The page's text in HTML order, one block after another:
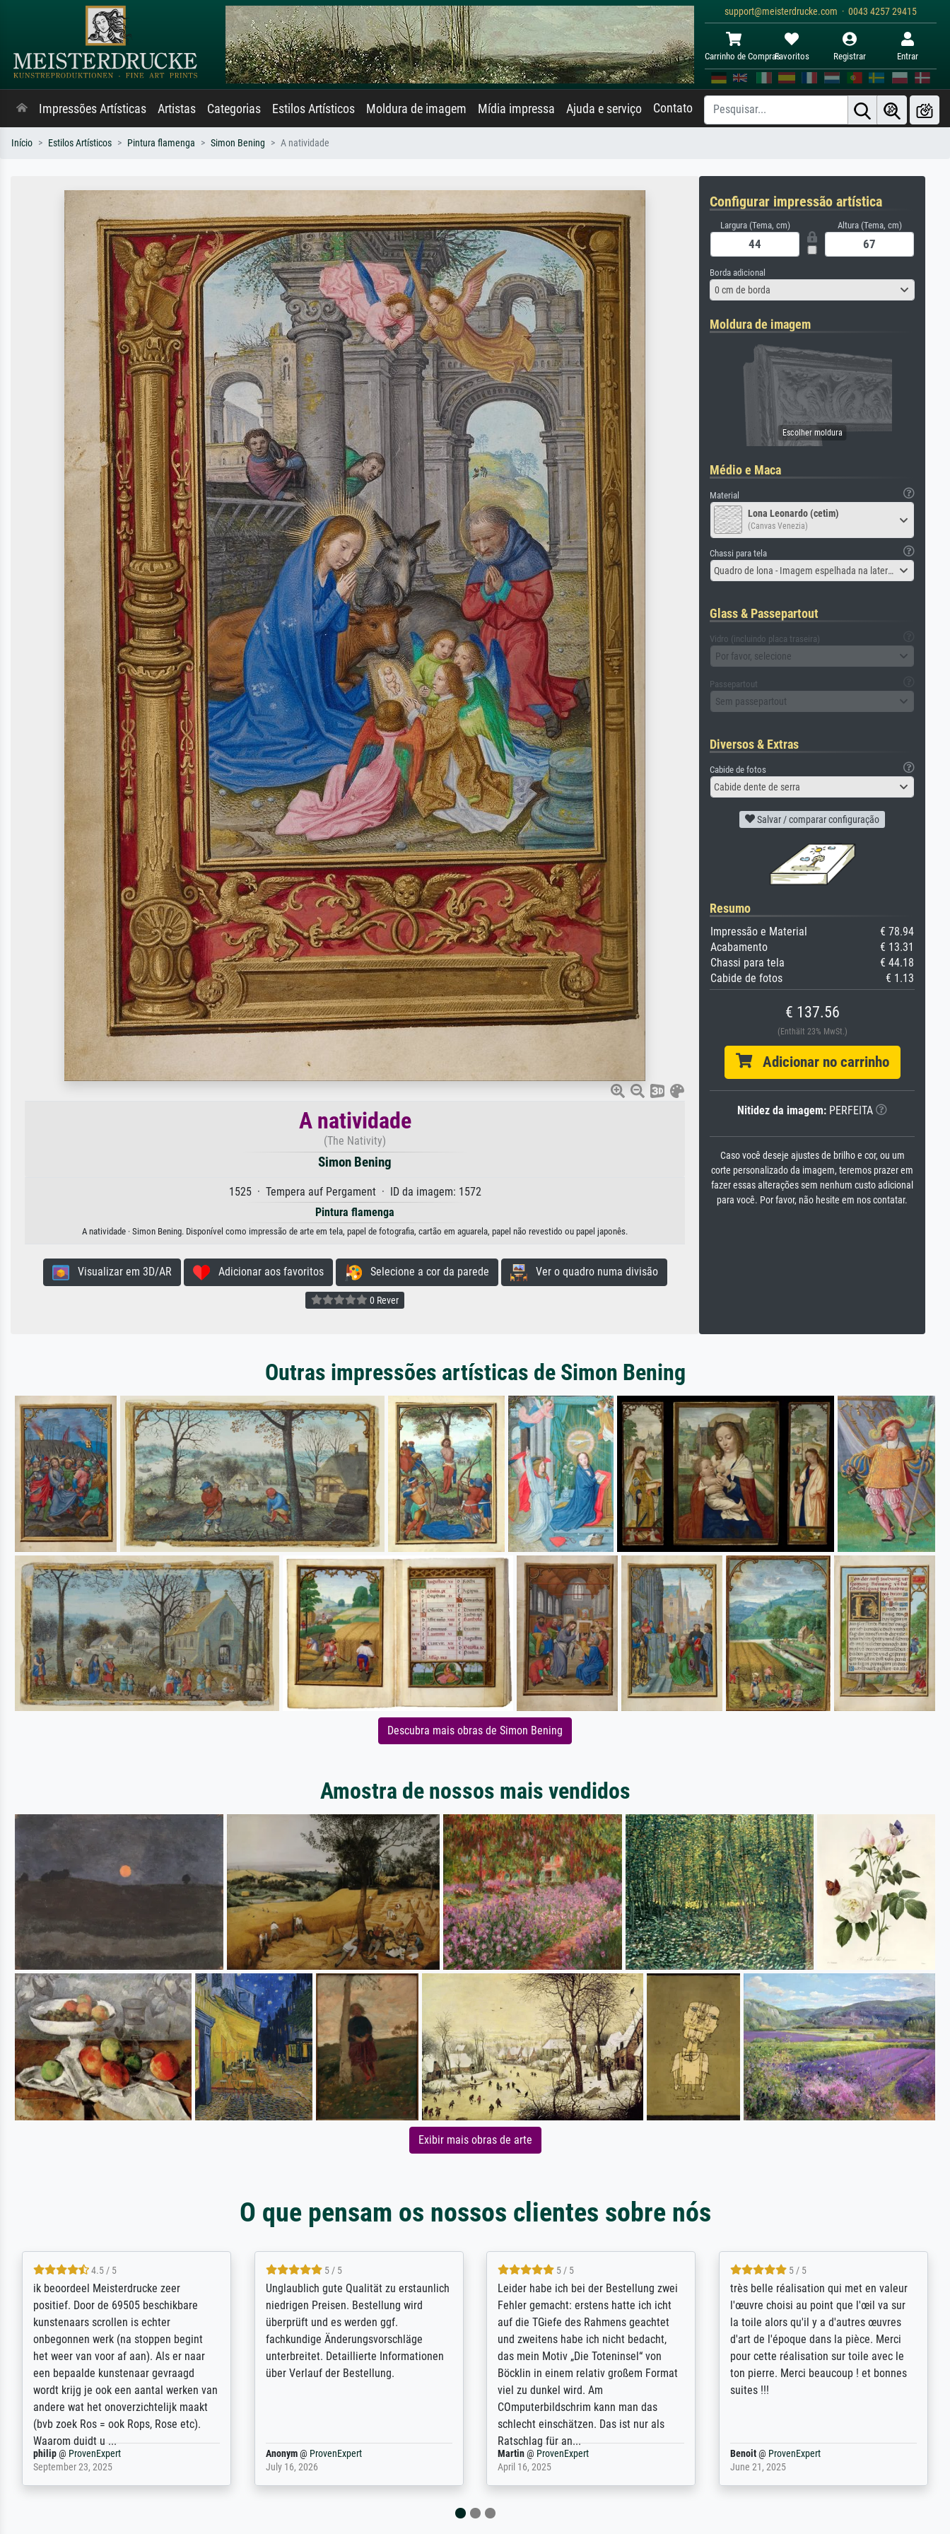
support@meisterdrucke.com · 0043 4257 29415
Carrinho de ComprasFavoritos Registrar Entrar
Impressões Artísticas Artistas Categorias Estilos Artísticos Moldura de imagem Mídia impressa Ajuda e serviço Contato
Início Estilos Artísticos Pintura flamenga Simon Bening A natividade
A natividade
(The Nativity)
Simon Bening
1525 · Tempera auf Pergament · ID da imagem: 1572
Pintura flamenga
A natividade · Simon Bening. Disponível como impressão de arte em tela, papel de fotografia, cartão em aguarela, papel não revestido ou papel japonês.
Visualizar em 3D/AR Adicionar aos favoritos Selecione a cor da parede Ver o quadro numa divisão
0 Rever
Configurar impressão artística
Largura (Tema, cm) Altura (Tema, cm)
Borda adicional
0 cm de borda
Moldura de imagem
Médio e Maca
Material
Lona Leonardo (cetim)
(Canvas Venezia)
Chassi para tela
Quadro de lona - Imagem espelhada na lateral
Glass & Passepartout
Vidro (incluindo placa traseira)
Por favor, selecione
Passepartout
Sem passepartout
Diversos & Extras
Cabide de fotos
Cabide dente de serra
Salvar / comparar configuração
Resumo
Impressão e Material
€ 78.94
Acabamento
€ 13.31
Chassi para tela
€ 44.18
Cabide de fotos
€ 1.13
€ 137.56
(Enthält 23% MwSt.)
Adicionar no carrinho
Nitidez da imagem: PERFEITA
Caso você deseje ajustes de brilho e cor, ou um
corte personalizado da imagem, teremos prazer em
fazer essas alterações sem nenhum custo adicional
para você. Por favor, não hesite em nos contatar.
Outras impressões artísticas de Simon Bening
Descubra mais obras de Simon Bening
Amostra de nossos mais vendidos
Exibir mais obras de arte
O que pensam os nossos clientes sobre nós
5 / 5
Die Zufriedenheit ist auch nicht dadurch
getrübt, dass das Bild entgegen einer
angegebenen Lieferanschrift (sollte
eine Überraschung für die normannische
Ehefrau sein zum Hochzeits- gleichzeitig
auch Geburtstag sein) doch nach zu
Hause zugestellt wurde.
Jürgen@ProvenExpert
April 22, 2026
5 / 5
Excellent / Highly recommended. The
selection, ordering and payment process
were easy, shipping was efficient and
the item itself exceeds expectations. I
am based in the UK and found the site
searching for a specific print - I am very
SJL@ProvenExpert
December 2, 2025
5 / 5
The team at Meisterdrucke strives to
meet its clients demands, and provides
expert advice on how to obtain the best
results for the prints requested by the
client. The company has a vast
repertoire of prints to choose from, and
will provide excellent service also with
regards to prints which are not in that
repertoire. Highly recommended!
Anonym@ProvenExpert
April 22, 2026
5 / 5
eine große Auswahl an Bildern und
deren Reproduktionsmöglichkeiten;
wurde sehr gut durch die einzelnen
Bestellkriterien geführt, verständliche
Erklärungen, z.B. mit Bilddarstellungen,
werde auf jeden Fall meine guten
Erfahrungen weitergeben.
Anonym@ProvenExpert
May 13, 2026